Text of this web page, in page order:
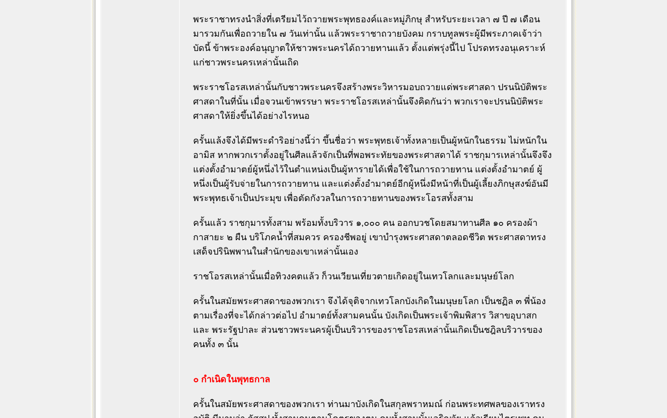
พระราชาทรงนำสิ่งที่เตรียมไว้ถวายพระพุทธองค์และหมู่ภิกษุ สำหรับระยะเวลา ๗ ปี ๗ เดือน
มารวมกันเพื่อถวายใน ๗ วันเท่านั้น แล้วพระราชาถวายบังคม กราบทูลพระผู้มีพระภาคเจ้าว่า
บัดนี้ ข้าพระองค์อนุญาตให้ชาวพระนครได้ถวายทานแล้ว ตั้งแต่พรุ่งนี้ไป โปรดทรงอนุเคราะห์
แก่ชาวพระนครเหล่านั้นเถิด
พระราชโอรสเหล่านั้นกับชาวพระนครจึงสร้างพระวิหารมอบถวายแด่พระศาสดา ปรนนิบัติพระ
ศาสดาในที่นั้น เมื่อจวนเข้าพรรษา พระราชโอรสเหล่านั้นจึงคิดกันว่า พวกเราจะปรนนิบัติพระ
ศาสดาให้ยิ่งขึ้นได้อย่างไรหนอ
ครั้นแล้งจึงได้มีพระดำริอย่างนี้ว่า ขึ้นชื่อว่า พระพุทธเจ้าทั้งหลายเป็นผู้หนักในธรรม ไม่หนักใน
อามิส หากพวกเราตั้งอยู่ในศีลแล้วจักเป็นที่พอพระทัยของพระศาสดาได้ ราชกุมารเหล่านั้นจึงจึง
แต่งตั้งอำมาตย์ผู้หนึ่งไว้ในตำแหน่งเป็นผู้หารายได้เพื่อใช้ในการถวายทาน แต่งตั้งอำมาตย์ ผู้
หนึ่งเป็นผู้รับจ่ายในการถวายทาน และแต่งตั้งอำมาตย์อีกผู้หนึ่งมีหน้าที่เป็นผู้เลี้ยงภิกษุสงฆ์อันมี
พระพุทธเจ้าเป็นประมุข เพื่อตัดกังวลในการถวายทานของพระโอรสทั้งสาม
ครั้นแล้ว ราชกุมารทั้งสาม พร้อมทั้งบริวาร ๑,๐๐๐ คน ออกบวชโดยสมาทานศีล ๑๐ ครองผ้า
กาสายะ ๒ ผืน บริโภคน้ำที่สมควร ครองชีพอยู่ เขาบำรุงพระศาสดาตลอดชีวิต พระศาสดาทรง
เสด็จปรินิพพานในสำนักของเขาเหล่านั้นเอง
ราชโอรสเหล่านั้นเมื่อทิวงคตแล้ว ก็วนเวียนเที่ยวตายเกิดอยู่ในเทวโลกและมนุษย์โลก
ครั้นในสมัยพระศาสดาของพวกเรา จึงได้จุติจากเทวโลกบังเกิดในมนุษยโลก เป็นชฏิล ๓ พี่น้อง
ตามเรื่องที่จะได้กล่าวต่อไป อำมาตย์ทั้งสามคนนั้น บังเกิดเป็นพระเจ้าพิมพิสาร วิสาขอุบาสก
และ พระรัฐปาละ ส่วนชาวพระนครผู้เป็นบริวารของราชโอรสเหล่านั้นเกิดเป็นชฎิลบริวารของ
คนทั้ง ๓ นั้น
๐ กำเนิดในพุทธกาล
ครั้นในสมัยพระศาสดาของพวกเรา ท่านมาบังเกิดในสกุลพราหมณ์ ก่อนพระทศพลของเราทรง